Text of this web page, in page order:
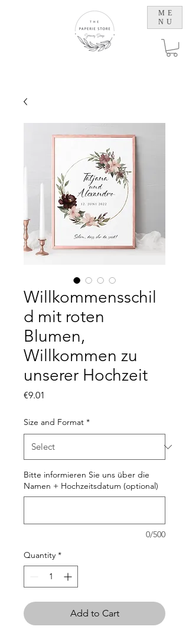
ME
NU
Willkommensschil
d mit roten
Blumen,
Willkommen zu
unserer Hochzeit
€9.01
Size and Format *
Bitte informieren Sie uns über die
Namen + Hochzeitsdatum (optional)
0/500
Quantity *
Add to Cart